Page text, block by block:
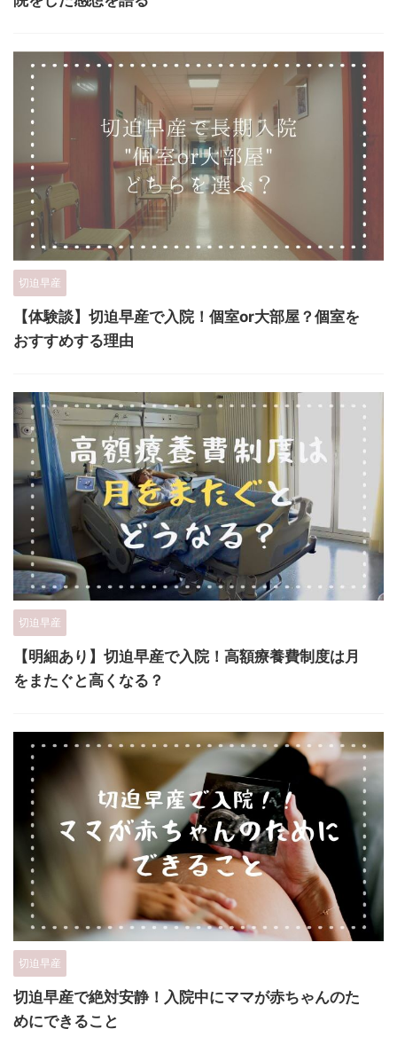
切迫早産
【体験談】切迫早産で入院！個室or大部屋？個室を
おすすめする理由
切迫早産
【明細あり】切迫早産で入院！高額療養費制度は月
をまたぐと高くなる？
切迫早産
切迫早産で絶対安静！入院中にママが赤ちゃんのた
めにできること